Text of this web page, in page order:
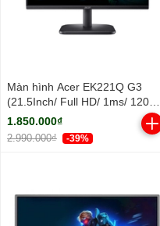
Màn hình Acer EK221Q G3
(21.5Inch/ Full HD/ 1ms/ 120Hz/
250cd/m2/ IPS)
1.850.000₫
2.990.000₫ -39%